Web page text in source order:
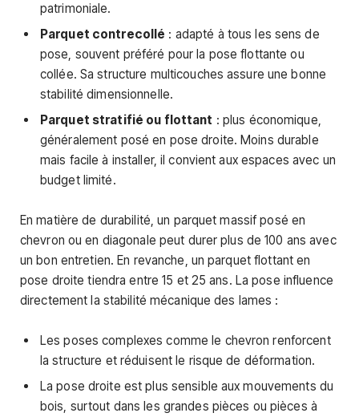
patrimoniale.
Parquet contrecollé : adapté à tous les sens de
pose, souvent préféré pour la pose flottante ou
collée. Sa structure multicouches assure une bonne
stabilité dimensionnelle.
Parquet stratifié ou flottant : plus économique,
généralement posé en pose droite. Moins durable
mais facile à installer, il convient aux espaces avec un
budget limité.
En matière de durabilité, un parquet massif posé en
chevron ou en diagonale peut durer plus de 100 ans avec
un bon entretien. En revanche, un parquet flottant en
pose droite tiendra entre 15 et 25 ans. La pose influence
directement la stabilité mécanique des lames :
Les poses complexes comme le chevron renforcent
la structure et réduisent le risque de déformation.
La pose droite est plus sensible aux mouvements du
bois, surtout dans les grandes pièces ou pièces à